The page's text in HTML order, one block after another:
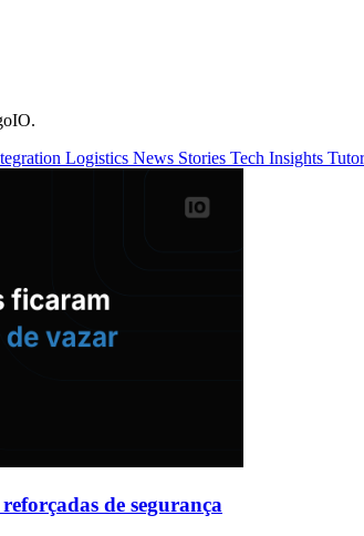
Logistics News Stories Tech Insights
de segurança